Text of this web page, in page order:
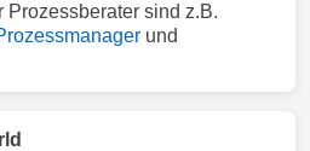
sind z.B.
und